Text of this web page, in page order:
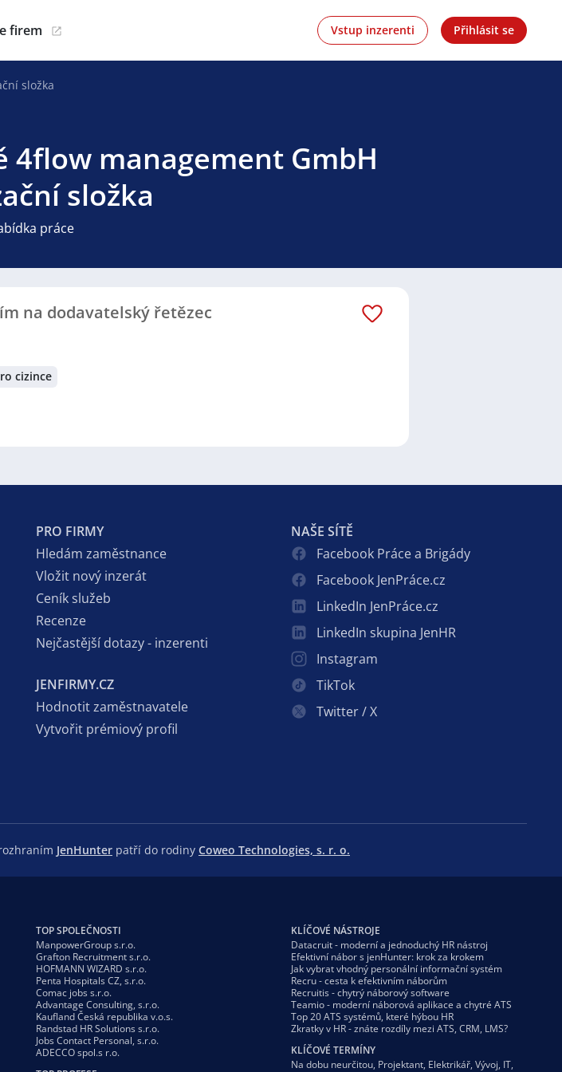
firem Vstup inzerenti Přihlásit se
složka
4flow management GmbH
složka
práce
na dodavatelský řetězec
cizince
PRO FIRMY
Hledám zaměstnance
Vložit nový inzerát
Ceník služeb
Recenze
Nejčastější dotazy - inzerenti
JENFIRMY.CZ
Hodnotit zaměstnavatele
Vytvořit prémiový profil
NAŠE SÍTĚ
Facebook Práce a Brigády
Facebook JenPráce.cz
LinkedIn JenPráce.cz
LinkedIn skupina JenHR
Instagram
TikTok
Twitter / X
JenHunter patří do rodiny Coweo Technologies, s. r. o.
TOP SPOLEČNOSTI
ManpowerGroup s.r.o.
Grafton Recruitment s.r.o.
HOFMANN WIZARD s.r.o.
Penta Hospitals CZ, s.r.o.
Comac jobs s.r.o.
Advantage Consulting, s.r.o.
Kaufland Česká republika v.o.s.
Randstad HR Solutions s.r.o.
Jobs Contact Personal, s.r.o.
ADECCO spol.s r.o.
KLÍČOVÉ NÁSTROJE
Datacruit - moderní a jednoduchý HR nástroj
Efektivní nábor s jenHunter: krok za krokem
Jak vybrat vhodný personální informační systém
Recru - cesta k efektivním náborům
Recruitis - chytrý náborový software
Teamio - moderní náborová aplikace a chytré ATS
Top 20 ATS systémů, které hýbou HR
Zkratky v HR - znáte rozdíly mezi ATS, CRM, LMS?
KLÍČOVÉ TERMÍNY
Na dobu neurčitou, Projektant, Elektrikář, Vývoj, IT,